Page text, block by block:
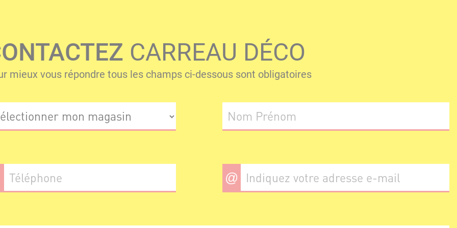
CARREAU DÉCO
mieux vous répondre tous les champs ci-dessous sont obligatoires
@